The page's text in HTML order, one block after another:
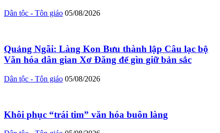
Dân tộc - Tôn giáo 05/08/2026
Quảng Ngãi: Làng Kon Bưu thành lập Câu lạc bộ
Văn hóa dân gian Xơ Đăng để gìn giữ bản sắc
Dân tộc - Tôn giáo 05/08/2026
Khôi phục “trái tim” văn hóa buôn làng